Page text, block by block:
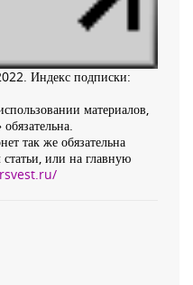
Индекс подписки:
материалов,
так же обязательна
или на главную